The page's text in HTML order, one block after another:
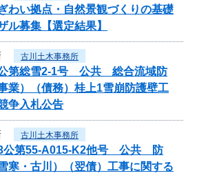
わい拠点・自然景観づくりの基礎
ル募集【選定結果】
古川土木事務所
公第総雪2-1号 公共 総合流域防
業）（債務）桂上1雪崩防護壁工
争入札公告
古川土木事務所
3公第55-A015-K2他号 公共 防
寒・古川）（翌債）工事に関する